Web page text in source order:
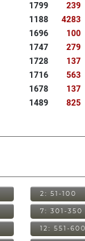
1799 239
1188 4283
1696 100
1747 279
1728 137
1716 563
1678 137
1489 825
2: 51-100
7: 301-350
12: 551-600